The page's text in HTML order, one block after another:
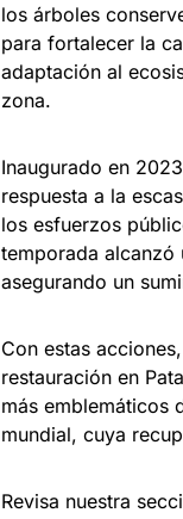
los árboles
para fortalecer la
adaptación al
zona.
Inaugurado en
respuesta a la
los esfuerzos
temporada alcanzó
asegurando un
Con estas
restauración en
más emblemáticos
mundial, cuya
Revisa nuestra